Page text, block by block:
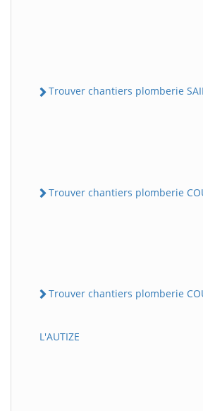
Trouver chantiers plomberie
Trouver chantiers plomberie
Trouver chantiers plomberie
L'AUTIZE